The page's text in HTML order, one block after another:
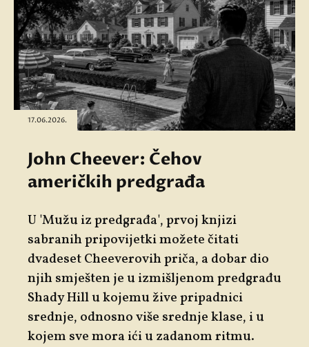
17.06.2026.
John Cheever: Čehov
američkih predgrađa
U 'Mužu iz predgrađa', prvoj knjizi
sabranih pripovijetki možete čitati
dvadeset Cheeverovih priča, a dobar dio
njih smješten je u izmišljenom predgrađu
Shady Hill u kojemu žive pripadnici
srednje, odnosno više srednje klase, i u
kojem sve mora ići u zadanom ritmu.